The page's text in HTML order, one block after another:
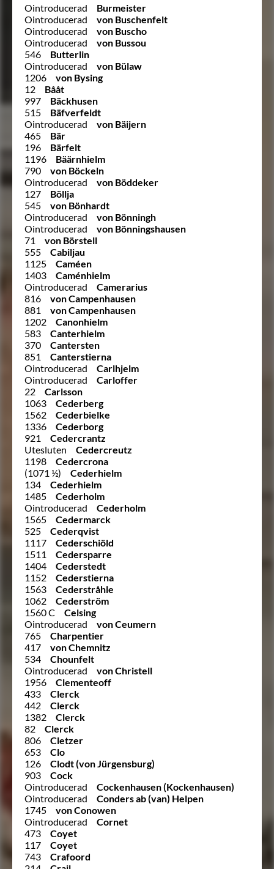
Ointroducerad
Burmeister
Ointroducerad
von Buschenfelt
Ointroducerad
von Buscho
Ointroducerad
von Bussou
546
Butterlin
Ointroducerad
von Bülaw
1206
von Bysing
12
Bååt
997
Bäckhusen
515
Bäfverfeldt
Ointroducerad
von Bäijern
465
Bär
196
Bärfelt
1196
Bäärnhielm
790
von Böckeln
Ointroducerad
von Böddeker
127
Böllja
545
von Bönhardt
Ointroducerad
von Bönningh
Ointroducerad
von Bönningshausen
71
von Börstell
555
Cabiljau
1125
Caméen
1403
Caménhielm
Ointroducerad
Camerarius
816
von Campenhausen
881
von Campenhausen
1202
Canonhielm
583
Canterhielm
370
Cantersten
851
Canterstierna
Ointroducerad
Carlhjelm
Ointroducerad
Carloffer
22
Carlsson
1063
Cederberg
1562
Cederbielke
1336
Cederborg
921
Cedercrantz
Utesluten
Cedercreutz
1198
Cedercrona
(1071 ½)
Cederhielm
134
Cederhielm
1485
Cederholm
Ointroducerad
Cederholm
1565
Cedermarck
525
Cederqvist
1117
Cederschiöld
1511
Cedersparre
1404
Cederstedt
1152
Cederstierna
1563
Cederstråhle
1062
Cederström
1560 C
Celsing
Ointroducerad
von Ceumern
765
Charpentier
417
von Chemnitz
534
Chounfelt
Ointroducerad
von Christell
1956
Clementeoff
433
Clerck
442
Clerck
1382
Clerck
82
Clerck
806
Cletzer
653
Clo
126
Clodt (von Jürgensburg)
903
Cock
Ointroducerad
Cockenhausen (Kockenhausen)
Ointroducerad
Conders ab (van) Helpen
1745
von Conowen
Ointroducerad
Cornet
473
Coyet
117
Coyet
743
Crafoord